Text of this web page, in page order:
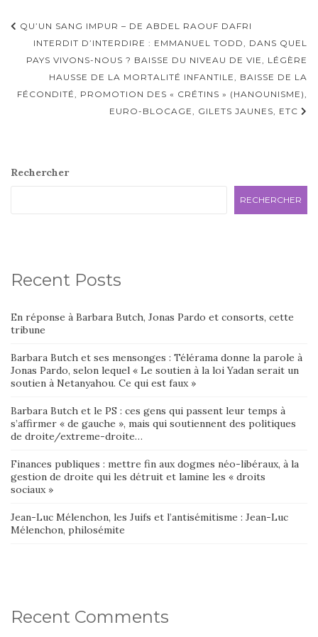
Navigation
d'article
QU’UN SANG IMPUR – DE ABDEL RAOUF DAFRI
INTERDIT D’INTERDIRE : EMMANUEL TODD, DANS QUEL
PAYS VIVONS-NOUS ? BAISSE DU NIVEAU DE VIE, LÉGÈRE
HAUSSE DE LA MORTALITÉ INFANTILE, BAISSE DE LA
FÉCONDITÉ, PROMOTION DES « CRÉTINS » (HANOUNISME),
EURO-BLOCAGE, GILETS JAUNES, ETC
Rechercher
RECHERCHER
Recent Posts
En réponse à Barbara Butch, Jonas Pardo et consorts, cette
tribune
Barbara Butch et ses mensonges : Télérama donne la parole à
Jonas Pardo, selon lequel « Le soutien à la loi Yadan serait un
soutien à Netanyahou. Ce qui est faux »
Barbara Butch et le PS : ces gens qui passent leur temps à
s’affirmer « de gauche », mais qui soutiennent des politiques
de droite/extreme-droite…
Finances publiques : mettre fin aux dogmes néo-libéraux, à la
gestion de droite qui les détruit et lamine les « droits
sociaux »
Jean-Luc Mélenchon, les Juifs et l’antisémitisme : Jean-Luc
Mélenchon, philosémite
Recent Comments